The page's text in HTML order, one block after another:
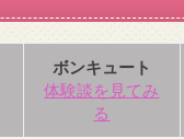
ボンキュート
体験談を見てみ
る